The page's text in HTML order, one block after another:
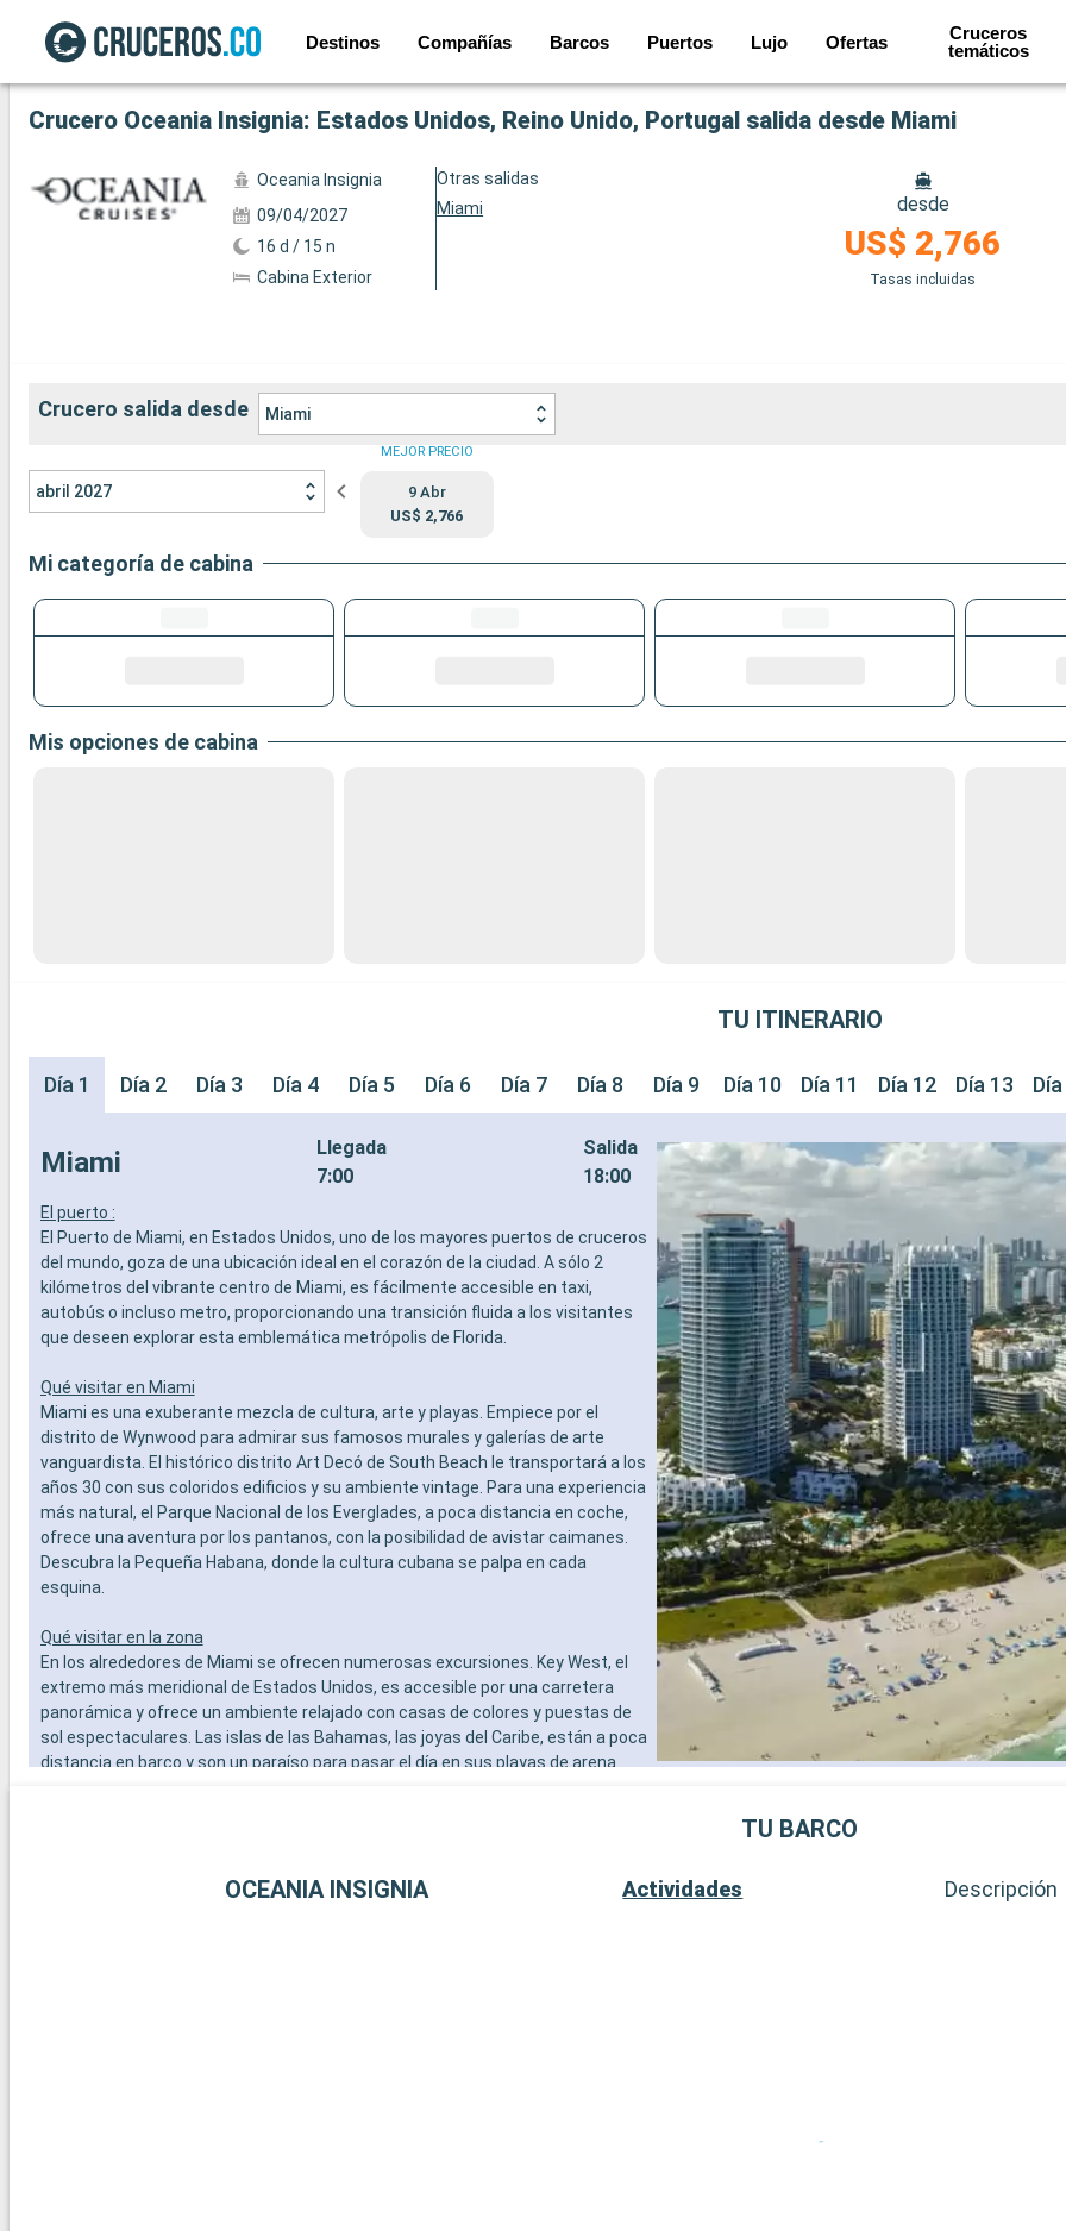
Destinos Compañías Barcos Puertos Lujo Ofertas
Cruceros
temáticos
Ver las 41 fotos siguientes
Crucero Oceania Insignia: Estados Unidos, Reino Unido, Portugal salida desde Miami
Oceania Insignia
09/04/2027
16 d / 15 n
Cabina Exterior
Otras salidas
Miami
desde
US$ 2,766
Tasas incluidas
Crucero salida desde Miami
abril 2027
MEJOR PRECIO
9 Abr
US$ 2,766
Mi categoría de cabina
Mis opciones de cabina
TU ITINERARIO
Día 1 Día 2 Día 3 Día 4 Día 5 Día 6 Día 7 Día 8 Día 9 Día 10 Día 11 Día 12 Día 13
Miami
Llegada
7:00
Salida
18:00
El puerto :
El Puerto de Miami, en Estados Unidos, uno de los mayores puertos de cruceros
del mundo, goza de una ubicación ideal en el corazón de la ciudad. A sólo 2
kilómetros del vibrante centro de Miami, es fácilmente accesible en taxi,
autobús o incluso metro, proporcionando una transición fluida a los visitantes
que deseen explorar esta emblemática metrópolis de Florida.
Qué visitar en Miami
Miami es una exuberante mezcla de cultura, arte y playas. Empiece por el
distrito de Wynwood para admirar sus famosos murales y galerías de arte
vanguardista. El histórico distrito Art Decó de South Beach le transportará a los
años 30 con sus coloridos edificios y su ambiente vintage. Para una experiencia
más natural, el Parque Nacional de los Everglades, a poca distancia en coche,
ofrece una aventura por los pantanos, con la posibilidad de avistar caimanes.
Descubra la Pequeña Habana, donde la cultura cubana se palpa en cada
esquina.
Qué visitar en la zona
En los alrededores de Miami se ofrecen numerosas excursiones. Key West, el
extremo más meridional de Estados Unidos, es accesible por una carretera
panorámica y ofrece un ambiente relajado con casas de colores y puestas de
sol espectaculares. Las islas de las Bahamas, las joyas del Caribe, están a poca
distancia en barco y son un paraíso para pasar el día en sus playas de arena
TU BARCO
OCEANIA INSIGNIA Actividades Descripción